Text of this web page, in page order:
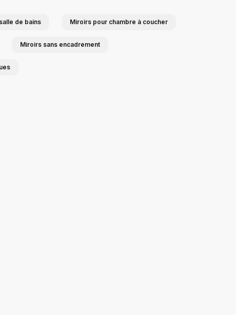
de bains Miroirs pour chambre à coucher
Miroirs sans encadrement